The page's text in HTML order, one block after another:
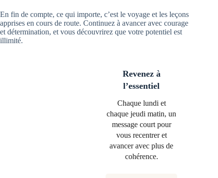
En fin de compte, ce qui importe, c’est le voyage et les leçons
apprises en cours de route. Continuez à avancer avec courage
et détermination, et vous découvrirez que votre potentiel est
illimité.
Revenez à
l’essentiel
Chaque lundi et
chaque jeudi matin, un
message court pour
vous recentrer et
avancer avec plus de
cohérence.